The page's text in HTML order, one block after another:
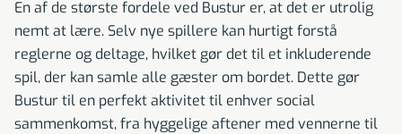
En af de største fordele ved Bustur er, at det er utrolig
nemt at lære. Selv nye spillere kan hurtigt forstå
reglerne og deltage, hvilket gør det til et inkluderende
spil, der kan samle alle gæster om bordet. Dette gør
Bustur til en perfekt aktivitet til enhver social
sammenkomst, fra hyggelige aftener med vennerne til